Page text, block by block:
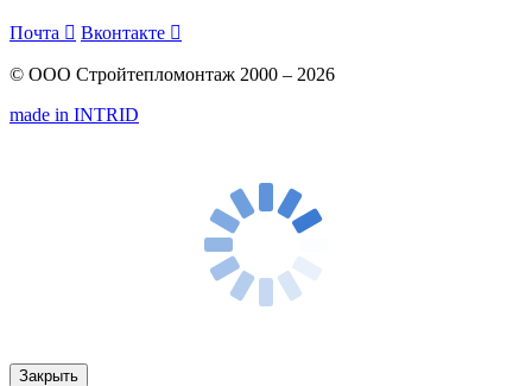
Почта  Вконтакте 
© ООО Стройтепломонтаж 2000 – 2026
made in INTRID
Закрыть